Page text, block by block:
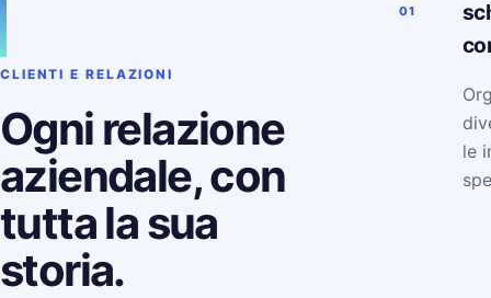
CLIENTI E RELAZIONI
Ogni relazione
aziendale, con
tutta la sua
storia.
01
le